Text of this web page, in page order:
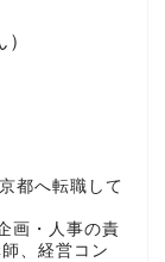
都へ転職して
画・人事の責
、経営コン